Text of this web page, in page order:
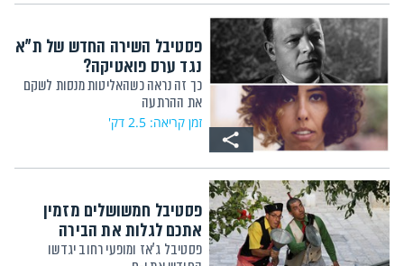
פסטיבל השירה החדש של ת"א
נגד ערס פואטיקה?
כך זה נראה כשהאליטות מנסות לשקם
את ההרתעה
זמן קריאה: 2.5 דק'
פסטיבל חמשושלים מזמין
אתכם לגלות את הבירה
פסטיבל ג'אז ומופעי רחוב יגדשו